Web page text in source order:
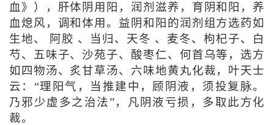
血》），肝体阴用阳，润剂滋养，育阴和阳，养
血熄风，调和体用。益阴和阳的润剂组方选药如
生地、 阿胶 、当归、天冬 、麦冬、枸杞子、白
芍、五味子、沙苑子、酸枣仁、何首乌等，选方
如四物汤、炙甘草汤、六味地黄丸化裁，叶天士
云：“理阳气，当推建中，顾阴液，须投复脉。
乃邪少虚多之治法”，凡阴液亏损，多取此方化
裁。